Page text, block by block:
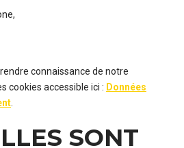
connaissance de notre
cookies accessible ici : Données
SONT